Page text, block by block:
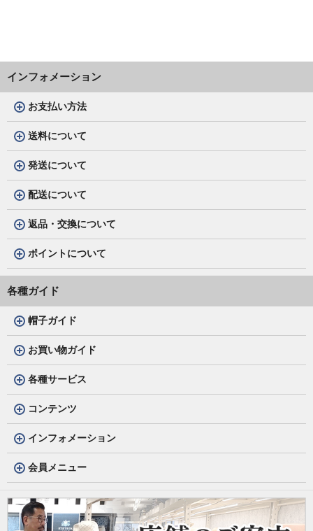
インフォメーション
お支払い方法
送料について
発送について
配送について
返品・交換について
ポイントについて
各種ガイド
帽子ガイド
お買い物ガイド
各種サービス
コンテンツ
インフォメーション
会員メニュー